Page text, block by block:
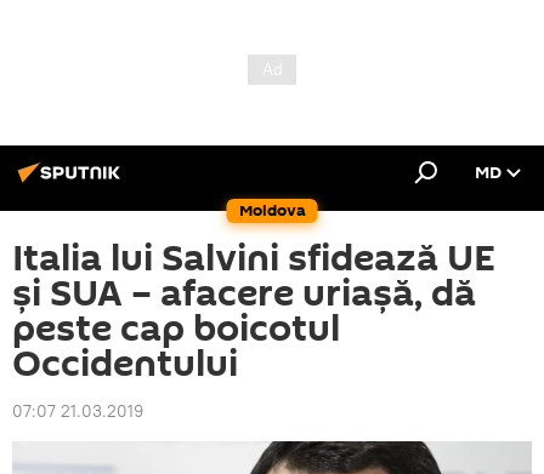
Moldova
MD
Italia lui Salvini sfidează UE
și SUA – afacere uriașă, dă
peste cap boicotul
Occidentului
07:07 21.03.2019